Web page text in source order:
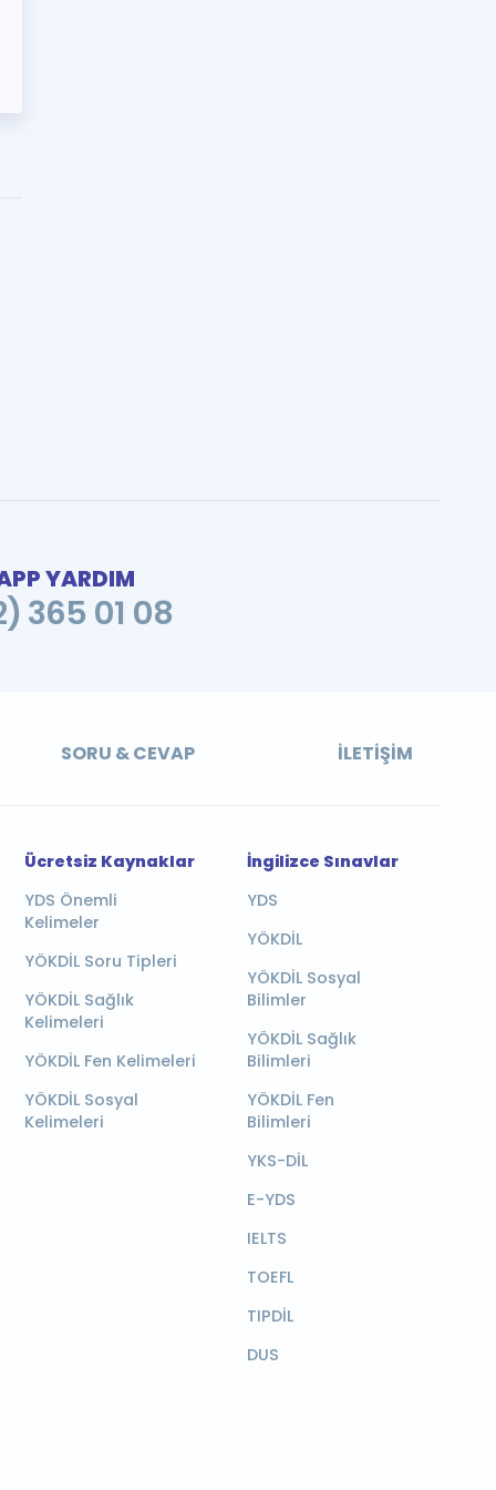
YARDIM
365 01 08
SORU & CEVAP İLETIŞIM
Ücretsiz Kaynaklar
YDS Önemli
Kelimeler
YÖKDİL Soru Tipleri
YÖKDİL Sağlık
Kelimeleri
YÖKDİL Fen Kelimeleri
YÖKDİL Sosyal
Kelimeleri
İngilizce Sınavlar
YDS
YÖKDİL
YÖKDİL Sosyal
Bilimler
YÖKDİL Sağlık
Bilimleri
YÖKDİL Fen
Bilimleri
YKS-DİL
E-YDS
IELTS
TOEFL
TIPDİL
DUS